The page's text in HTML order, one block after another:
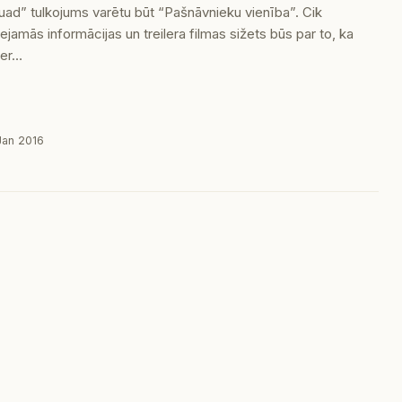
tulkojums varētu būt “Pašnāvnieku vienība”. Cik
informācijas un treilera filmas sižets būs par to, ka
2016